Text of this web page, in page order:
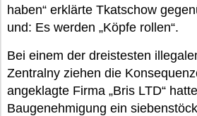
haben“ erklärte Tkatschow
und: Es werden „Köpfe rollen“.
Bei einem der dreistesten
Zentralny ziehen die
angeklagte Firma „Bris LTD“
Baugenehmigung ein